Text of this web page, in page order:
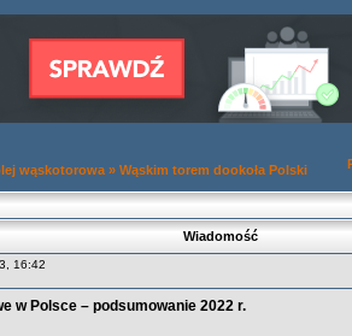
wąskotorowa » Wąskim torem dookoła Polski
Wiadomość
16:42
w Polsce – podsumowanie 2022 r.